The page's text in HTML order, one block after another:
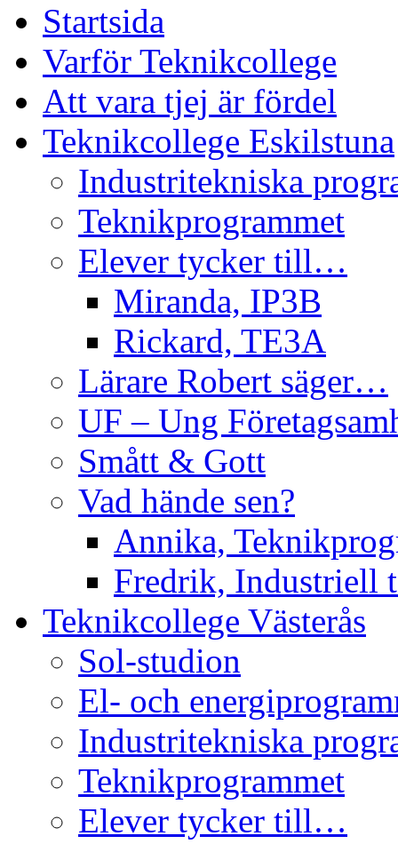
Startsida
Varför Teknikcollege
Att vara tjej är fördel
Teknikcollege Eskilstuna
Industritekniska
Teknikprogrammet
Elever tycker till…
Miranda, IP3B
Rickard, TE3A
Lärare Robert säger…
UF – Ung
Smått & Gott
Vad hände sen?
Annika,
Fredrik, Industriell
Teknikcollege Västerås
Sol-studion
El- och
Industritekniska
Teknikprogrammet
Elever tycker till…